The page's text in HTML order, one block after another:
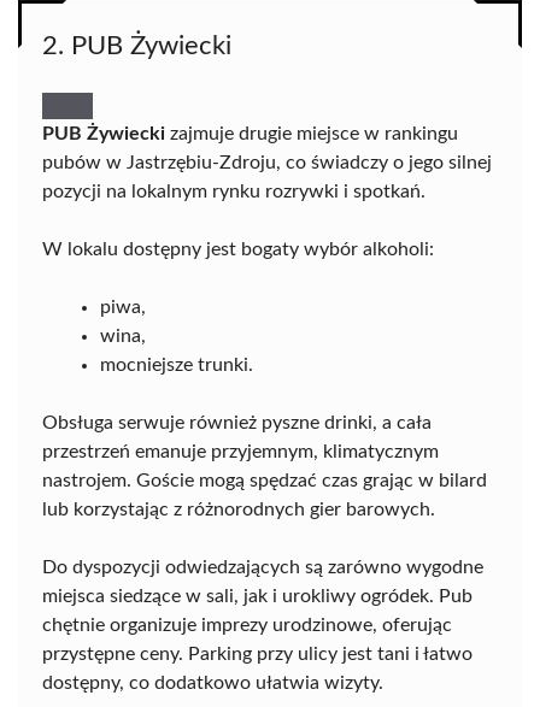
2. PUB Żywiecki
PUB Żywiecki zajmuje drugie miejsce w rankingu
pubów w Jastrzębiu-Zdroju, co świadczy o jego silnej
pozycji na lokalnym rynku rozrywki i spotkań.
W lokalu dostępny jest bogaty wybór alkoholi:
piwa,
wina,
mocniejsze trunki.
Obsługa serwuje również pyszne drinki, a cała
przestrzeń emanuje przyjemnym, klimatycznym
nastrojem. Goście mogą spędzać czas grając w bilard
lub korzystając z różnorodnych gier barowych.
Do dyspozycji odwiedzających są zarówno wygodne
miejsca siedzące w sali, jak i urokliwy ogródek. Pub
chętnie organizuje imprezy urodzinowe, oferując
przystępne ceny. Parking przy ulicy jest tani i łatwo
dostępny, co dodatkowo ułatwia wizyty.